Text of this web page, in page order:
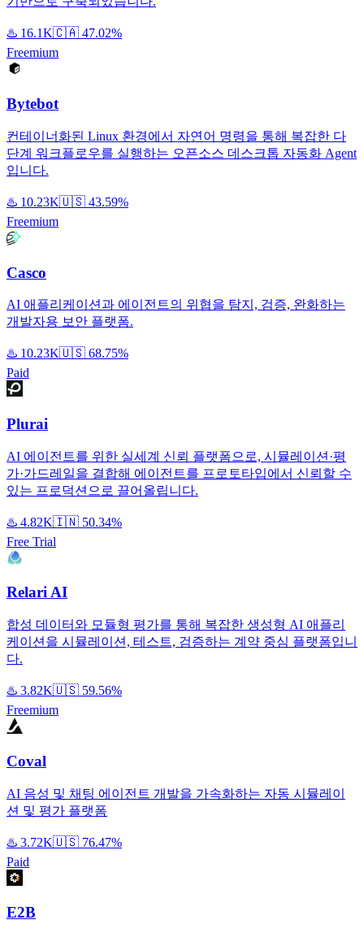
♨️ 16.1K🇨🇦 47.02%
Freemium
Bytebot
컨테이너화된 Linux 환경에서 자연어 명령을 통해 복잡한 다
단계 워크플로우를 실행하는 오픈소스 데스크톱 자동화 Agent
입니다.
♨️ 10.23K🇺🇸 43.59%
Freemium
Casco
AI 애플리케이션과 에이전트의 위협을 탐지, 검증, 완화하는
개발자용 보안 플랫폼.
♨️ 10.23K🇺🇸 68.75%
Paid
Plurai
AI 에이전트를 위한 실세계 신뢰 플랫폼으로, 시뮬레이션·평
가·가드레일을 결합해 에이전트를 프로토타입에서 신뢰할 수
있는 프로덕션으로 끌어올립니다.
♨️ 4.82K🇮🇳 50.34%
Free Trial
Relari AI
합성 데이터와 모듈형 평가를 통해 복잡한 생성형 AI 애플리
케이션을 시뮬레이션, 테스트, 검증하는 계약 중심 플랫폼입니
다.
♨️ 3.82K🇺🇸 59.56%
Freemium
Coval
AI 음성 및 채팅 에이전트 개발을 가속화하는 자동 시뮬레이
션 및 평가 플랫폼
♨️ 3.72K🇺🇸 76.47%
Paid
E2B